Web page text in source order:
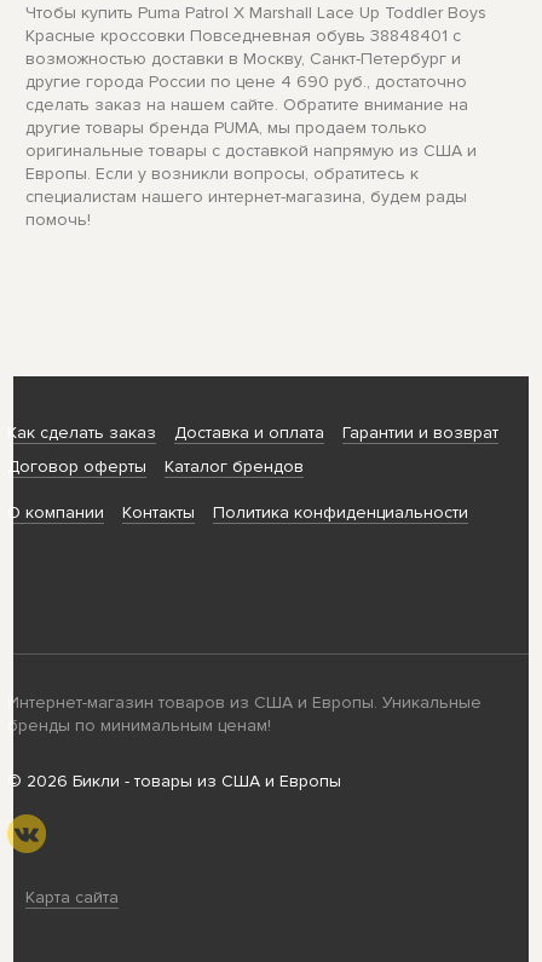
Чтобы купить Puma Patrol X Marshall Lace Up Toddler Boys
Красные кроссовки Повседневная обувь 38848401 с
возможностью доставки в Москву, Санкт-Петербург и
другие города России по цене 4 690 руб., достаточно
сделать заказ на нашем сайте. Обратите внимание на
другие товары бренда PUMA, мы продаем только
оригинальные товары с доставкой напрямую из США и
Европы. Если у возникли вопросы, обратитесь к
специалистам нашего интернет-магазина, будем рады
помочь!
Как сделать заказ Доставка и оплата
Гарантии и возврат
Договор оферты
Каталог брендов
О компании Контакты Политика конфиденциальности
Интернет-магазин товаров из США и Европы. Уникальные
бренды по минимальным ценам!
© 2026 Бикли - товары из США и Европы
Карта сайта